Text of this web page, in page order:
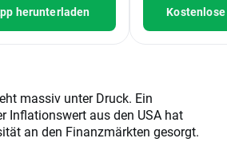
herunterladen
massiv unter Druck. Ein
Inflationswert aus den USA hat
an den Finanzmärkten gesorgt.